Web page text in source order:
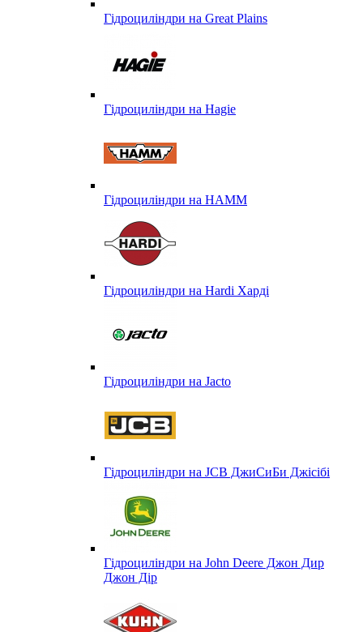
Гідроциліндри на Great Plains
Гідроциліндри на Hagie
Гідроциліндри на HAMM
Гідроциліндри на Hardi Харді
Гідроциліндри на Jacto
Гідроциліндри на JCB ДжиСиБи Джісібі
Гідроциліндри на John Deere Джон Дир
Джон Дір